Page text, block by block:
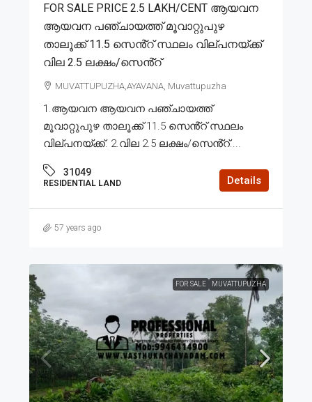
FOR SALE PRICE 2.5 LAKH/CENT ആയവന
ആയവന പഞ്ചായത്ത് മൂവാറ്റുപുഴ
താലൂക്ക് 11.5 സെൻ്റ് സ്ഥലം വില്പനയ്ക്ക്
വില 2.5 ലക്ഷം/സെൻ്റ്
MUVATTUPUZHA,AYAVANA, Muvattupuzha
1.ആയവന ആയവന പഞ്ചായത്ത്
മൂവാറ്റുപുഴ താലൂക്ക് 11.5 സെൻ്റ് സ്ഥലം
വില്പനയ്ക്ക്. 2.വില 2.5 ലക്ഷം/സെൻ്റ്....
31049
RESIDENTIAL LAND Details
57 years ago
FOR SALE MUVATTUPUZHA